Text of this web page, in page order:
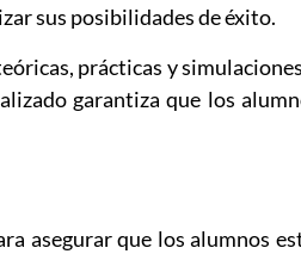
sus posibilidades de éxito.
prácticas y
garantiza que los
asegurar que los alumnos